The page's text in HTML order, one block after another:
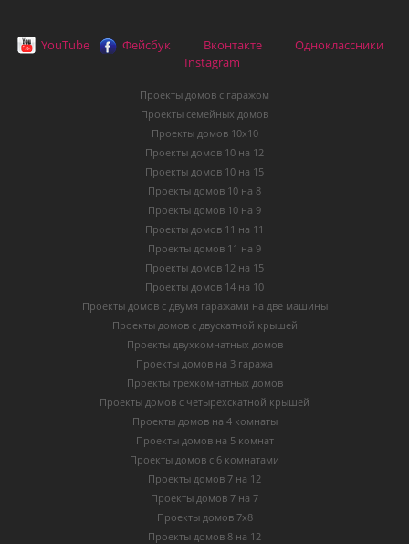
YouTube Фейсбук Вконтакте
Одноклассники
Instagram
Проекты домов с гаражом
Проекты семейных домов
Проекты домов 10х10
Проекты домов 10 на 12
Проекты домов 10 на 15
Проекты домов 10 на 8
Проекты домов 10 на 9
Проекты домов 11 на 11
Проекты домов 11 на 9
Проекты домов 12 на 15
Проекты домов 14 на 10
Проекты домов с двумя гаражами на две машины
Проекты домов с двускатной крышей
Проекты двухкомнатных домов
Проекты домов на 3 гаража
Проекты трехкомнатных домов
Проекты домов с четырехскатной крышей
Проекты домов на 4 комнаты
Проекты домов на 5 комнат
Проекты домов с 6 комнатами
Проекты домов 7 на 12
Проекты домов 7 на 7
Проекты домов 7х8
Проекты домов 8 на 12